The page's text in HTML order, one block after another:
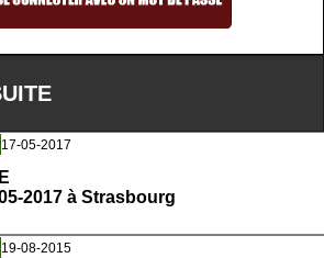
17-05-2017
2017 à Strasbourg
19-08-2015